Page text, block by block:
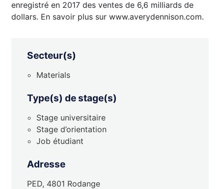
enregistré en 2017 des ventes de 6,6 milliards de
dollars. En savoir plus sur www.averydennison.com.
Secteur(s)
Materials
Type(s) de stage(s)
Stage universitaire
Stage d’orientation
Job étudiant
Adresse
PED, 4801 Rodange